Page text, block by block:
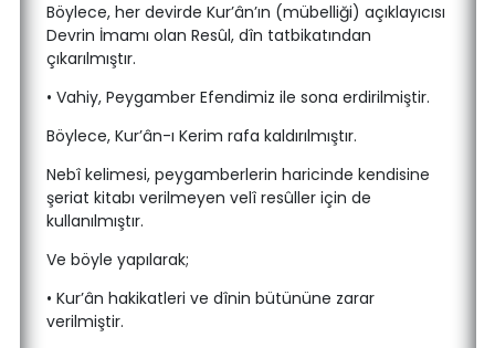
Böylece, her devirde Kur’ân’ın (mübelliği) açıklayıcısı
Devrin İmamı olan Resûl, dîn tatbikatından
çıkarılmıştır.
• Vahiy, Peygamber Efendimiz ile sona erdirilmiştir.
Böylece, Kur’ân-ı Kerim rafa kaldırılmıştır.
Nebî kelimesi, peygamberlerin haricinde kendisine
şeriat kitabı verilmeyen velî resûller için de
kullanılmıştır.
Ve böyle yapılarak;
• Kur’ân hakikatleri ve dînin bütününe zarar
verilmiştir.